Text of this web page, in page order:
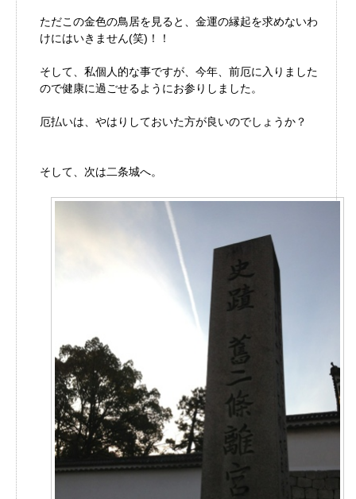
ただこの金色の鳥居を見ると、金運の縁起を求めないわ
けにはいきません(笑)！！
そして、私個人的な事ですが、今年、前厄に入りました
ので健康に過ごせるようにお参りしました。
厄払いは、やはりしておいた方が良いのでしょうか？
そして、次は二条城へ。